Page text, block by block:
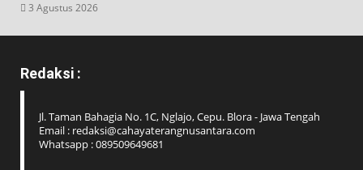
3 Agustus 2026
Redaksi :
Jl. Taman Bahagia No. 1C, Nglajo, Cepu. Blora - Jawa Tengah
Email : redaksi@cahayaterangnusantara.com
Whatsapp : 089509649681